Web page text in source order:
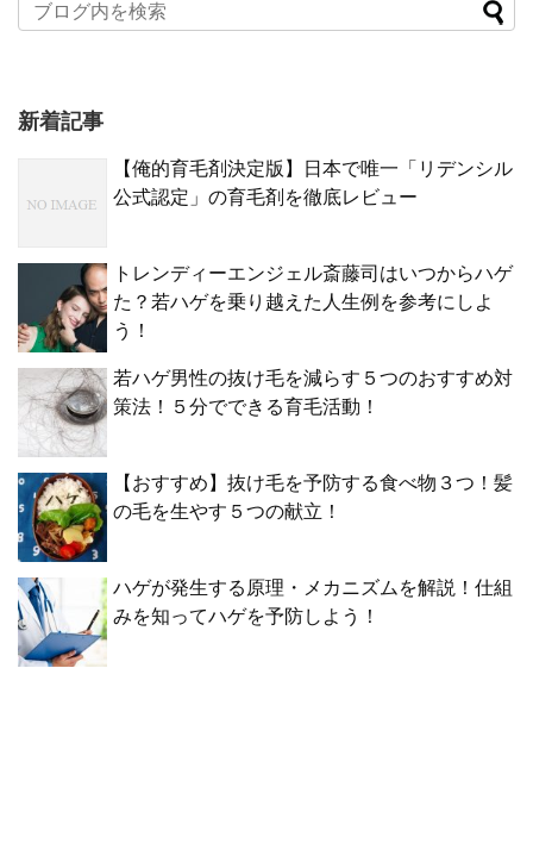
新着記事
【俺的育毛剤決定版】日本で唯一「リデンシル
公式認定」の育毛剤を徹底レビュー
トレンディーエンジェル斎藤司はいつからハゲ
た？若ハゲを乗り越えた人生例を参考にしよ
う！
若ハゲ男性の抜け毛を減らす５つのおすすめ対
策法！５分でできる育毛活動！
【おすすめ】抜け毛を予防する食べ物３つ！髪
の毛を生やす５つの献立！
ハゲが発生する原理・メカニズムを解説！仕組
みを知ってハゲを予防しよう！